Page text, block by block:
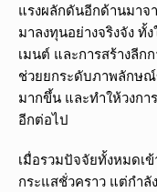
แรงผลักดันอีกด้านมาจ
มาลงทุนอย่างจริงจัง ทั้
เมนต์ และการสร้างลีก
ช่วยยกระดับภาพลักษณ์
มากขึ้น และทำให้วงกา
อีกต่อไป
เมื่อรวมปัจจัยทั้งหมดเ
กระแสชั่วคราว แต่กำ